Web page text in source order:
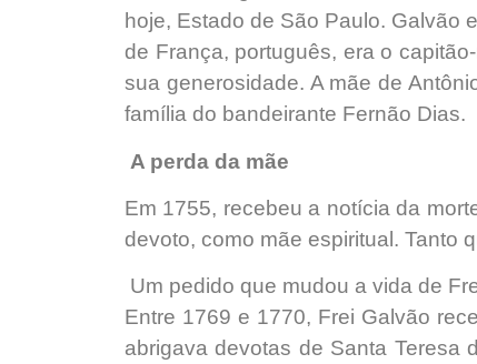
hoje, Estado de São Paulo. Galvão
de França, português, era o
sua generosidade. A mãe de
família do bandeirante Fernão Dias.
A perda da mãe
Em 1755, recebeu a notícia da
devoto, como mãe espiritual. Tanto
Um pedido que mudou a vida de
Entre 1769 e 1770, Frei Galvão
abrigava devotas de Santa Teresa